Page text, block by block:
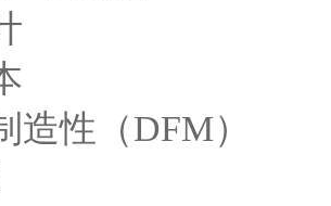
造性（DFM）